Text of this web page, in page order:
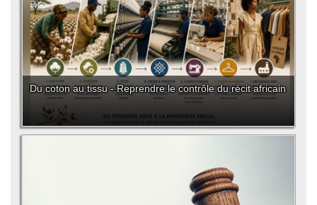
Du coton au tissu - Reprendre le contrôle du récit africain